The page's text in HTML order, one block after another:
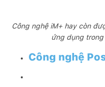
Công nghệ iM+ hay còn
ứng dụng trong
Công nghệ